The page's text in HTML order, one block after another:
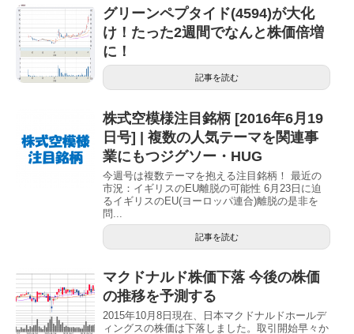
グリーンペプタイド(4594)が大化
け！たった2週間でなんと株価倍増
に！
記事を読む
株式空模様注目銘柄 [2016年6月19
日号] | 複数の人気テーマを関連事
業にもつジグソー・HUG
今週号は複数テーマを抱える注目銘柄！ 最近の
市況：イギリスのEU離脱の可能性 6月23日に迫
るイギリスのEU(ヨーロッパ連合)離脱の是非を
問...
記事を読む
マクドナルド株価下落 今後の株価
の推移を予測する
2015年10月8日現在、日本マクドナルドホールデ
ィングスの株価は下落しました。取引開始早々か